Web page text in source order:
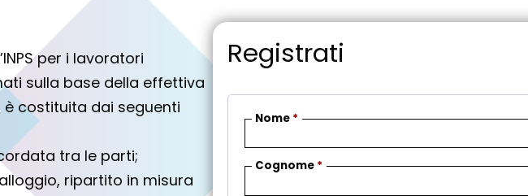
per i lavoratori
sulla base della effettiva
costituita dai seguenti
tra le parti;
ripartito in misura
Registrati
Nome *
Cognome *